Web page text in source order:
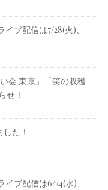
ブ配信は7/28(火)、
会 東京」「笑の収穫
せ！
た！
ブ配信は6/24(水)、